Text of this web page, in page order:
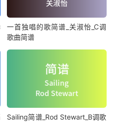
一首独唱的歌简谱_关淑怡_C调
歌曲简谱
Sailing简谱_Rod Stewart_B调歌